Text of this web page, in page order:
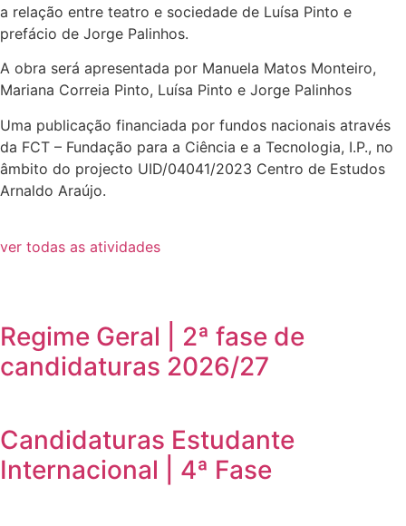
a relação entre teatro e sociedade de Luísa Pinto e
prefácio de Jorge Palinhos.
A obra será apresentada por Manuela Matos Monteiro,
Mariana Correia Pinto, Luísa Pinto e Jorge Palinhos
Uma publicação financiada por fundos nacionais através
da FCT – Fundação para a Ciência e a Tecnologia, I.P., no
âmbito do projecto UID/04041/2023 Centro de Estudos
Arnaldo Araújo.
ver todas as atividades
Regime Geral | 2ª fase de
candidaturas 2026/27
Candidaturas Estudante
Internacional | 4ª Fase